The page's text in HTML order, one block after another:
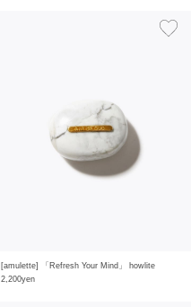
[amulette] 「Refresh Your Mind」 howlite
2,200yen